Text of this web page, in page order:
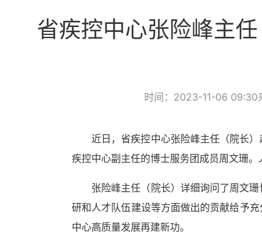
省疾控中心张险峰主
时间：2023-11-06 09:30
近日，省疾控中心张险峰主任（院长
疾控中心副主任的博士服务团成员周文珊。
张险峰主任（院长）详细询问了周文
研和人才队伍建设等方面做出的贡献给予
中心高质量发展再建新功。